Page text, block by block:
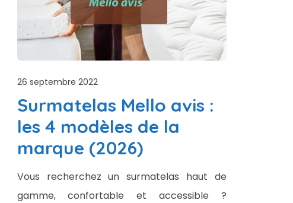
26 septembre 2022
Surmatelas Mello avis :
les 4 modèles de la
marque (2026)
Vous recherchez un surmatelas haut de
gamme, confortable et accessible ?